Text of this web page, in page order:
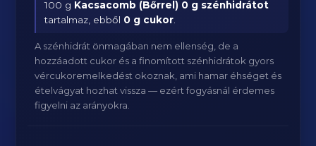
100 g Kacsacomb (Bőrrel) 0 g szénhidrátot
tartalmaz, ebből 0 g cukor
A szénhidrát önmagában nem ellenség, de a
hozzáadott cukor és a finomított szénhidrátok gyors
vércukoremelkedést okoznak, ami hamar éhséget és
ételvágyat hozhat vissza — ezért fogyásnál érdemes
figyelni az arányokra.